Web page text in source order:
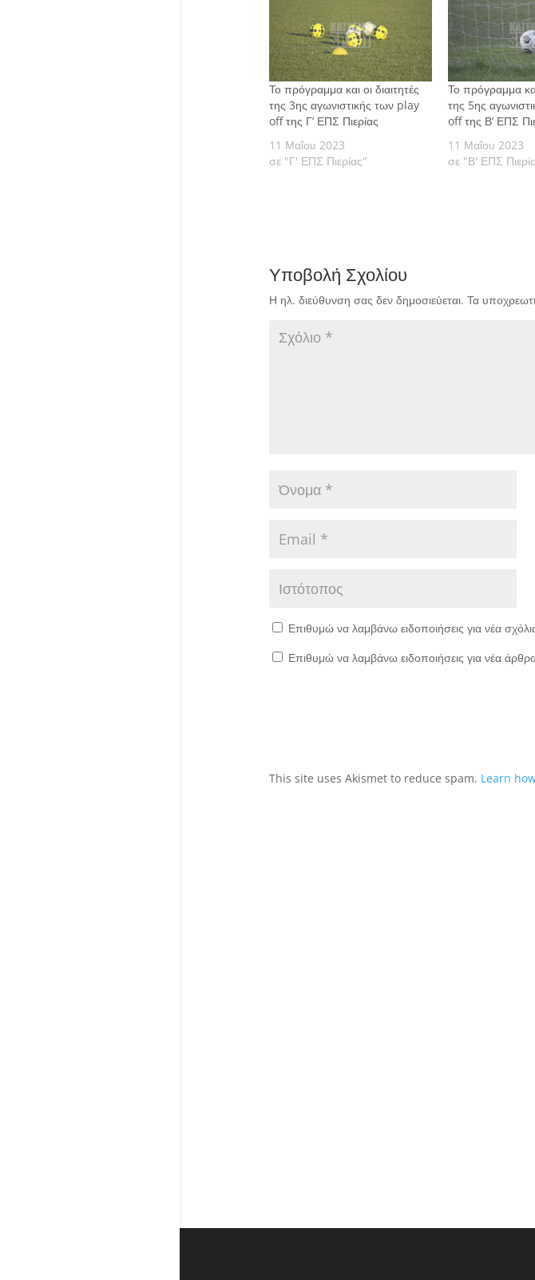
Το πρόγραμμα και οι διαιτητές
της 3ης αγωνιστικής των play
off της Γ’ ΕΠΣ Πιερίας
11 Μαΐου 2023
σε "Γ' ΕΠΣ Πιερίας"
Το πρόγραμμα και
της 5ης
off της Β’ ΕΠΣ
11 Μαΐου 2023
σε "Β' ΕΠΣ
Υποβολή Σχολίου
Η ηλ. διεύθυνση σας δεν δημοσιεύεται. Τα
Επιθυμώ να λαμβάνω ειδοποιήσεις για νέα
Επιθυμώ να λαμβάνω ειδοποιήσεις για νέα
This site uses Akismet to reduce spam. Learn